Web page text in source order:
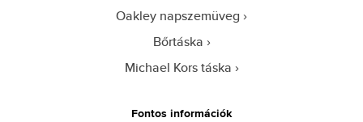
Oakley napszemüveg
Bőrtáska
Michael Kors táska
Fontos információk